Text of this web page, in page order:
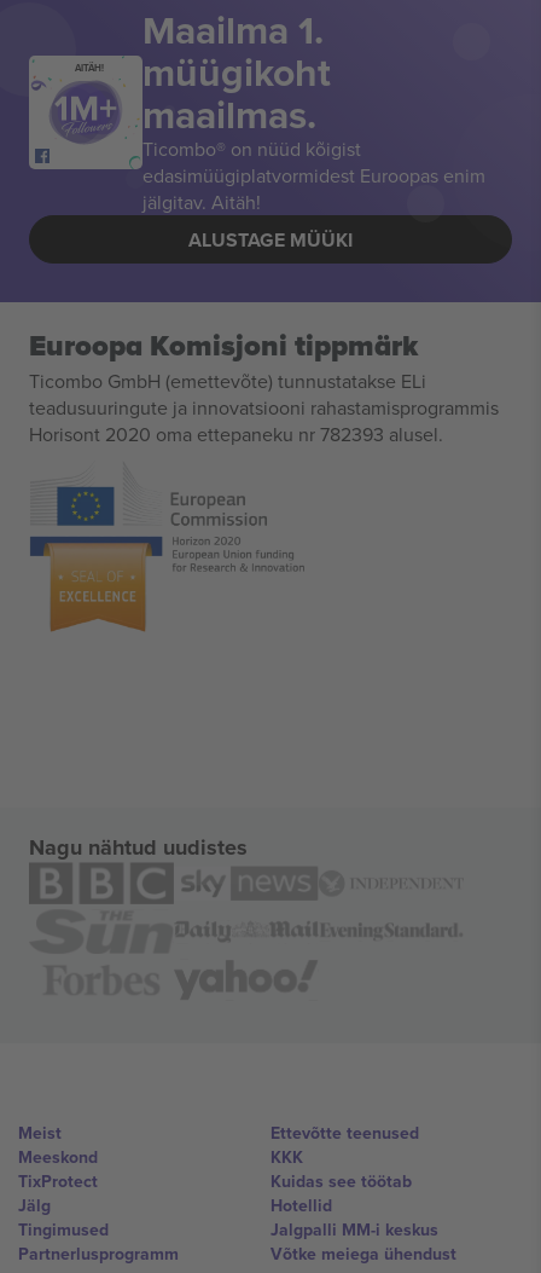
AITÄH!
Maailma 1.
müügikoht
maailmas.
Ticombo® on nüüd kõigist
edasimüügiplatvormidest Euroopas enim
jälgitav. Aitäh!
ALUSTAGE MÜÜKI
Euroopa Komisjoni tippmärk
Ticombo GmbH (emettevõte) tunnustatakse ELi
teadusuuringute ja innovatsiooni rahastamisprogrammis
Horisont 2020 oma ettepaneku nr 782393 alusel.
Nagu nähtud uudistes
Meist
Meeskond
TixProtect
Jälg
Tingimused
Partnerlusprogramm
Ettevõtte teenused
KKK
Kuidas see töötab
Hotellid
Jalgpalli MM-i keskus
Võtke meiega ühendust